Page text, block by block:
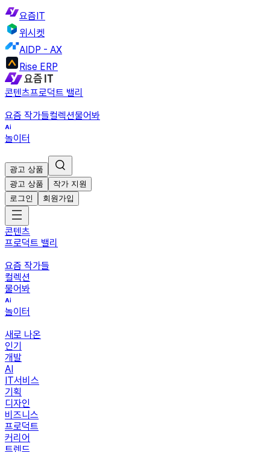
요즘IT
위시켓
AIDP - AX
Rise ERP
콘텐츠프로덕트 밸리
요즘 작가들컬렉션물어봐
놀이터
광고 상품
광고 상품
작가 지원
로그인
회원가입
콘텐츠
프로덕트 밸리
요즘 작가들
컬렉션
물어봐
놀이터
새로 나온
인기
개발
AI
IT서비스
기획
디자인
비즈니스
프로덕트
커리어
트렌드